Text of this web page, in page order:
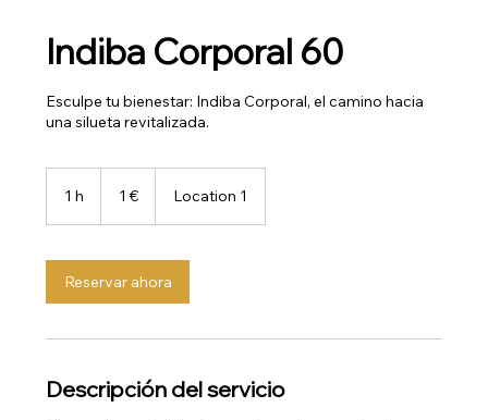
Indiba Corporal 60
Esculpe tu bienestar: Indiba Corporal, el camino hacia
una silueta revitalizada.
1 h 1 € Location 1
Reservar ahora
Descripción del servicio